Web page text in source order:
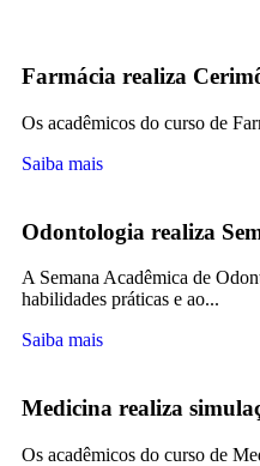
Farmácia realiza
Os acadêmicos do curso de
Saiba mais
Odontologia realiza
A Semana Acadêmica de
habilidades práticas e ao...
Saiba mais
Medicina realiza
Os acadêmicos do curso de